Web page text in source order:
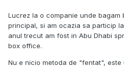
Lucrez la o companie unde
principal, si am ocazia sa particip
anul trecut am fost in Abu Dhabi
box office.
Nu e nicio metoda de "fentat",